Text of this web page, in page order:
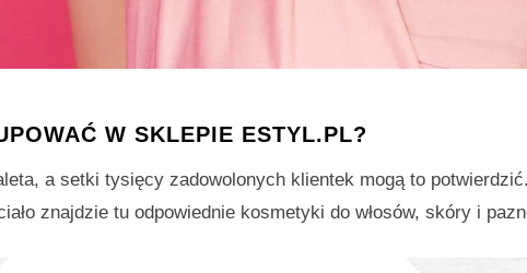
W SKLEPIE ESTYL.PL?
a setki tysięcy zadowolonych klientek mogą to
znajdzie tu odpowiednie kosmetyki do włosów, skóry i